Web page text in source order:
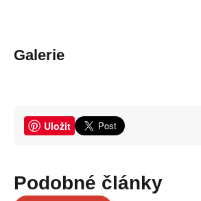
Galerie
Uložit
Podobné články